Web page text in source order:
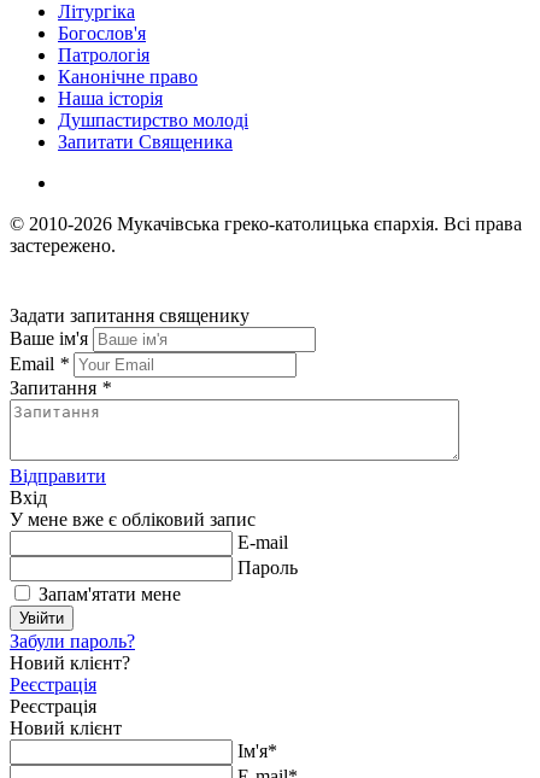
Літургіка
Богослов'я
Патрологія
Канонічне право
Наша історія
Душпастирство молоді
Запитати Священика
© 2010-2026 Мукачівська греко-католицька єпархія. Всі права
застережено.
Задати запитання священику
Ваше ім'я
Email *
Запитання *
Відправити
Вхід
У мене вже є обліковий запис
E-mail
Пароль
Запам'ятати мене
Увійти
Забули пароль?
Новий клієнт?
Реєстрація
Реєстрація
Новий клієнт
Ім'я*